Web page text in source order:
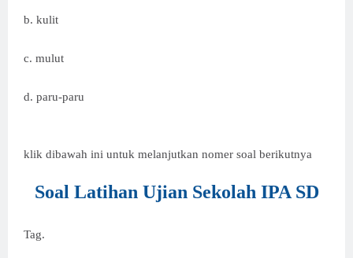
b. kulit
c. mulut
d. paru-paru
klik dibawah ini untuk melanjutkan nomer soal berikutnya
Soal Latihan Ujian Sekolah IPA SD
Tag.